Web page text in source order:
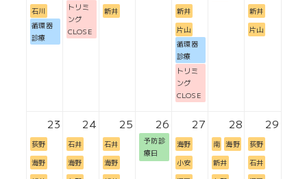
石川
循環器
診療
トリミ
ング
CLOSE
新井
新井
片山
循環器
診療
トリミ
ング
CLOSE
新井
片山
23
荻野
海野
24
石井
海野
25
石井
海野
26
予防診
療日
27
海野
小安
28
南 海野
新井
29
荻野
石井